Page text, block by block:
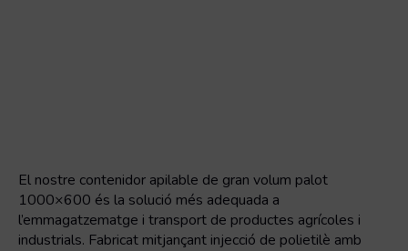
El nostre contenidor apilable de gran volum palot
1000×600 és la solució més adequada a
l’emmagatzematge i transport de productes agrí­coles i
industrials. Fabricat mitjançant injecció de polietilè amb